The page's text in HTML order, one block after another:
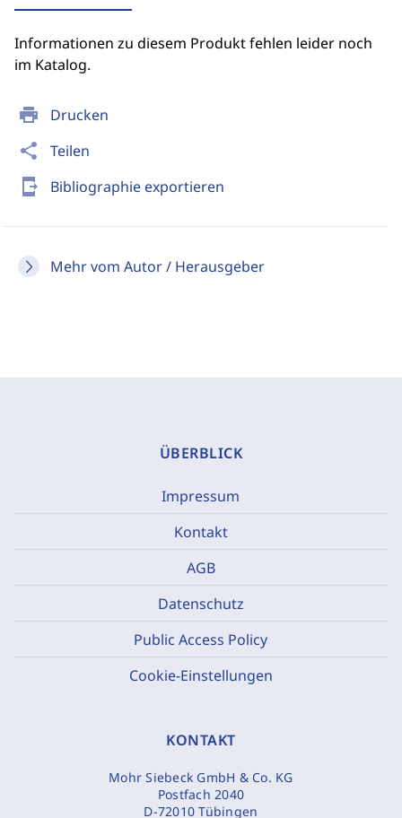
print Drucken
share Teilen
send_to_mobile Bibliographie exportieren
Mehr vom Autor / Herausgeber
Informationen zu diesem Produkt fehlen leider noch
im Katalog.
ÜBERBLICK
Impressum
Kontakt
AGB
Datenschutz
Public Access Policy
Cookie-Einstellungen
KONTAKT
Mohr Siebeck GmbH & Co. KG
Postfach 2040
D-72010 Tübingen